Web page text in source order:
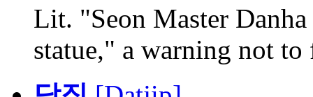
Lit. "Seon Master
statue," a warning not